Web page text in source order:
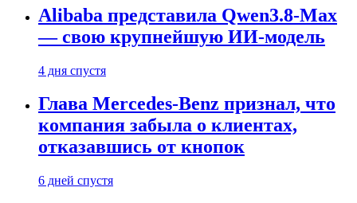
Alibaba представила Qwen3.8-Max
— свою крупнейшую ИИ-модель
4 дня спустя
Глава Mercedes-Benz признал, что
компания забыла о клиентах,
отказавшись от кнопок
6 дней спустя